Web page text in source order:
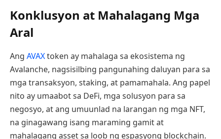
Konklusyon at Mahalagang Mga
Aral
Ang AVAXtoken ay mahalaga sa ekosistema ng
Avalanche, nagsisilbing pangunahing daluyan para sa
mga transaksyon, staking, at pamamahala. Ang papel
nito ay umaabot sa DeFi, mga solusyon para sa
negosyo, at ang umuunlad na larangan ng mga NFT,
na ginagawang isang maraming gamit at
mahalagang asset sa loob ng espasyong blockchain.